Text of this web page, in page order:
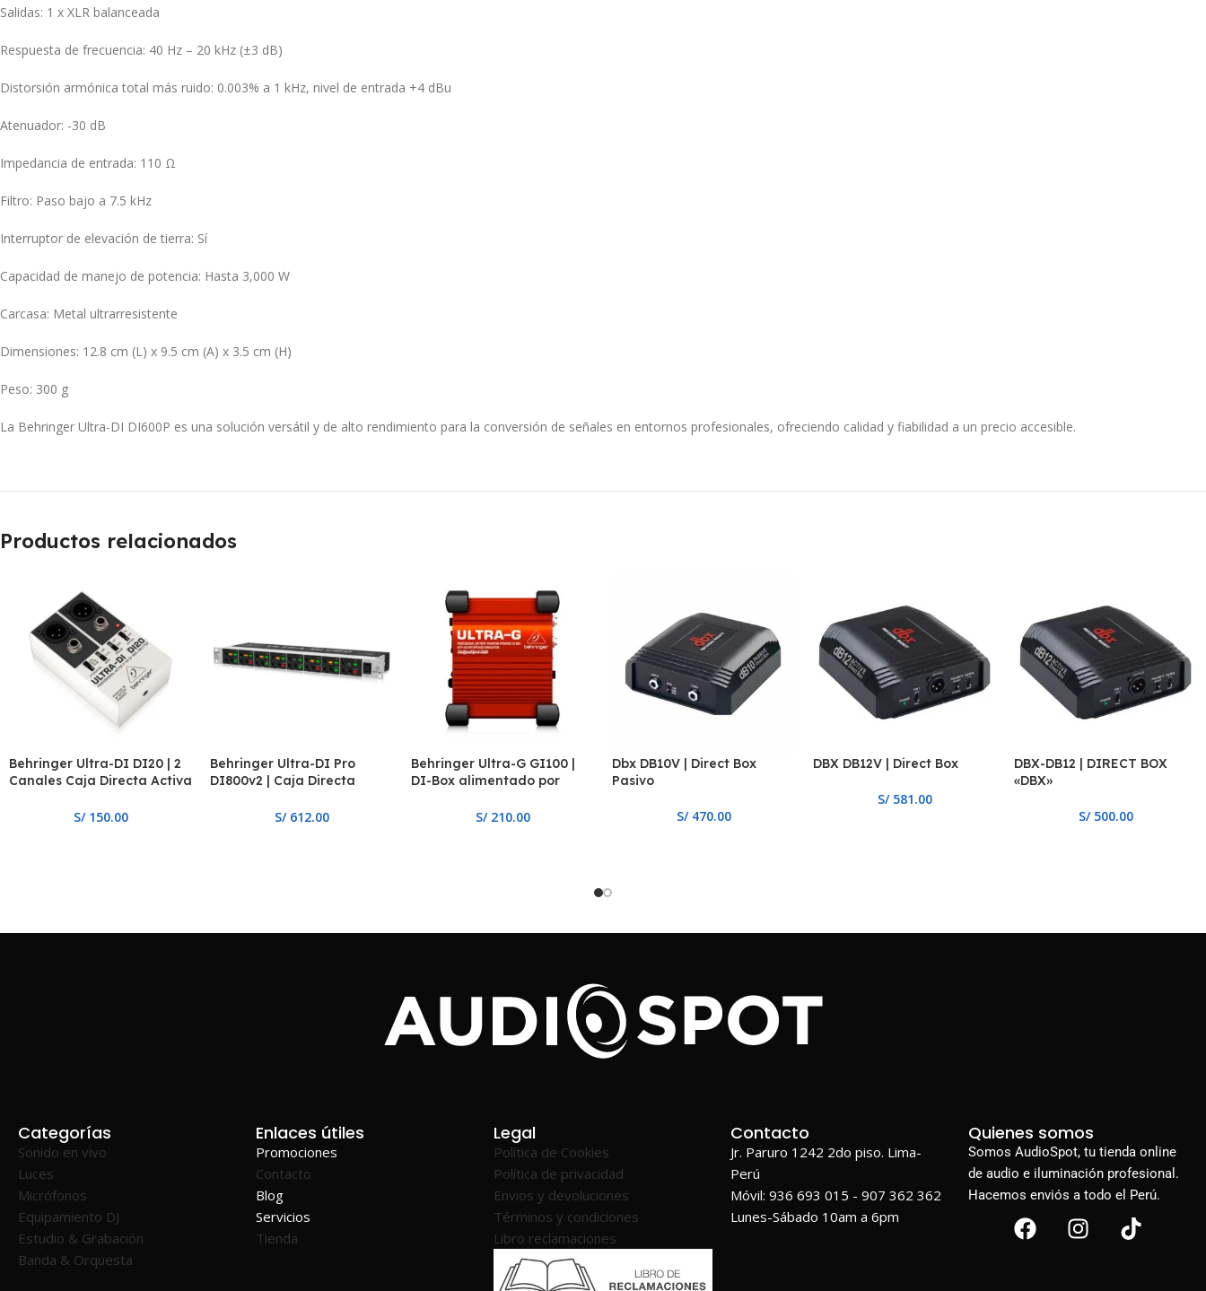
Salidas: 1 x XLR balanceada
Respuesta de frecuencia: 40 Hz – 20 kHz (±3 dB)
Distorsión armónica total más ruido: 0.003% a 1 kHz, nivel de entrada +4 dBu
Atenuador: -30 dB
Impedancia de entrada: 110 Ω
Filtro: Paso bajo a 7.5 kHz
Interruptor de elevación de tierra: Sí
Capacidad de manejo de potencia: Hasta 3,000 W
Carcasa: Metal ultrarresistente
Dimensiones: 12.8 cm (L) x 9.5 cm (A) x 3.5 cm (H)
Peso: 300 g
La Behringer Ultra-DI DI600P es una solución versátil y de alto rendimiento para la conversión de señales en entornos profesionales, ofreciendo calidad y fiabilidad a un precio accesible.
Productos relacionados
Behringer Ultra-DI DI20 | 2
Canales Caja Directa Activa
S/150.00
Behringer Ultra-DI Pro
DI800v2 | Caja Directa
S/612.00
Behringer Ultra-G GI100 |
DI-Box alimentado por
profesional con emulación
S/210.00
Dbx DB10V | Direct Box
Pasivo
S/470.00
DBX DB12V | Direct Box
S/581.00
DBX-DB12 | DIRECT BOX
«DBX»
S/500.00
Categorías
Sonido en vivo
Luces
Micrófonos
Equipamiento DJ
Estudio & Grabación
Banda & Orquesta
Enlaces útiles
Promociones
Contacto
Blog
Servicios
Tienda
Legal
Política de Cookies
Política de privacidad
Envios y devoluciones
Términos y condiciones
Libro reclamaciones
Contacto
Jr. Paruro 1242 2do piso. Lima-
Perú
Móvil: 936 693 015 - 907 362 362
Lunes-Sábado 10am a 6pm
Quienes somos
Somos AudioSpot, tu tienda online
de audio e iluminación profesional.
Hacemos enviós a todo el Perú.